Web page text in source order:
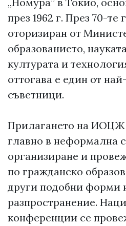
през 1962 г. През 70-те
оторизиран от
образованието,
културата и
оттогава е един от
съветници.
Прилагането на ИОЦЖ
главно в неформална
организиране и
по гражданско
други подобни форми
разпространение.
конференции се